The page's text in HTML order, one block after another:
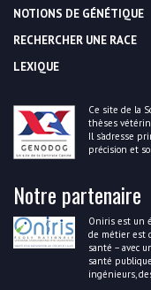
NOTIONS DE GÉNÉTIQUE
RECHERCHER UNE RACE
LEXIQUE
Ce site de la
thèses
Il s’adresse
précision et
Notre partenaire
Oniris est un
de métier est
santé – avec
santé
ingénieurs,